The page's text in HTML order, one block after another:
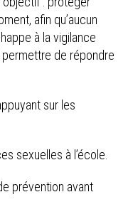
afin qu’aucun
à la vigilance
de répondre
sur les
sexuelles à l’école.
prévention avant